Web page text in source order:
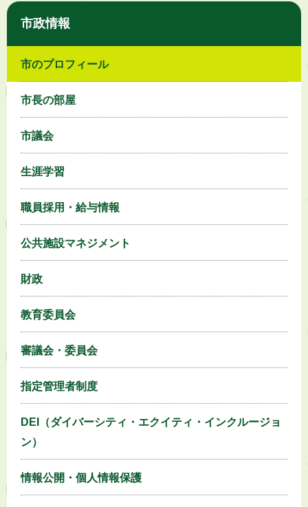
市政情報
市のプロフィール
市長の部屋
市議会
生涯学習
職員採用・給与情報
公共施設マネジメント
財政
教育委員会
審議会・委員会
指定管理者制度
DEI（ダイバーシティ・エクイティ・インクルージョ
ン）
情報公開・個人情報保護